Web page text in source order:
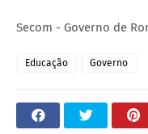
Secom - Governo de
Educação Governo